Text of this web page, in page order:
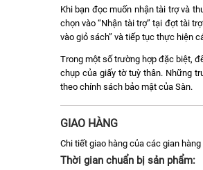
Khi bạn đọc muốn nhận tài trợ và
chọn vào “Nhận tài trợ” tại đợt tài
vào giỏ sách” và tiếp tục thực hiện
Trong một số trường hợp đặc biệt,
chụp của giấy tờ tuỳ thân. Những
theo chính sách bảo mật của Sàn.
GIAO HÀNG
Chi tiết giao hàng của các gian
Thời gian chuẩn bị sản phẩm: